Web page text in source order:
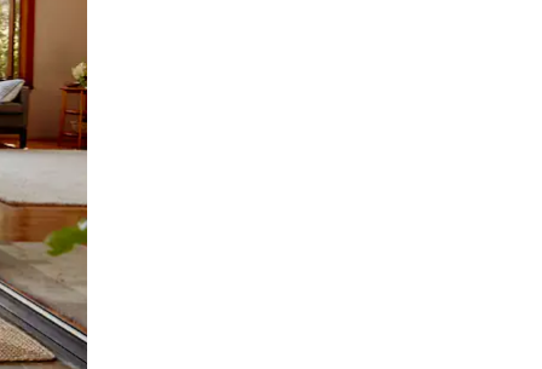
или со лизгање.